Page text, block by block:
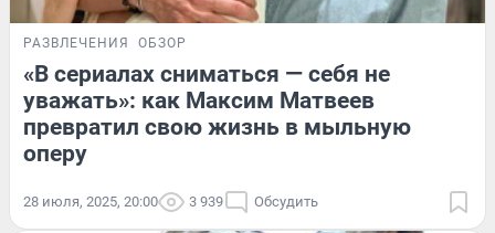
РАЗВЛЕЧЕНИЯ ОБЗОР
«В сериалах сниматься — себя не
уважать»: как Максим Матвеев
превратил свою жизнь в мыльную
оперу
28 июля, 2025, 20:00 3 939 Обсудить